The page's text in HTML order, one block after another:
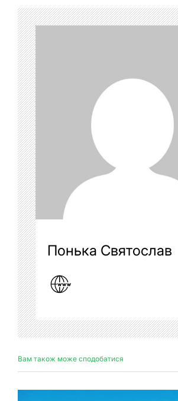
Понька Святослав
Вам також може сподобатися